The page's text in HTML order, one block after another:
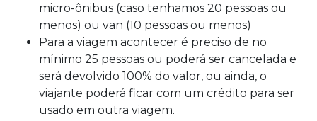
micro-ônibus (caso tenhamos 20 pessoas ou
menos) ou van (10 pessoas ou menos)
Para a viagem acontecer é preciso de no
mínimo 25 pessoas ou poderá ser cancelada e
será devolvido 100% do valor, ou ainda, o
viajante poderá ficar com um crédito para ser
usado em outra viagem.